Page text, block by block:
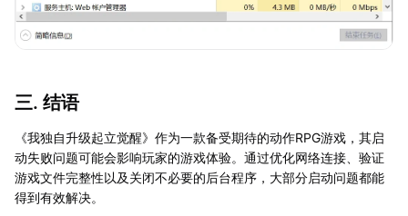
三. 结语
《我独自升级起立觉醒》作为一款备受期待的动作RPG游戏，其启
动失败问题可能会影响玩家的游戏体验。通过优化网络连接、验证
游戏文件完整性以及关闭不必要的后台程序，大部分启动问题都能
得到有效解决。